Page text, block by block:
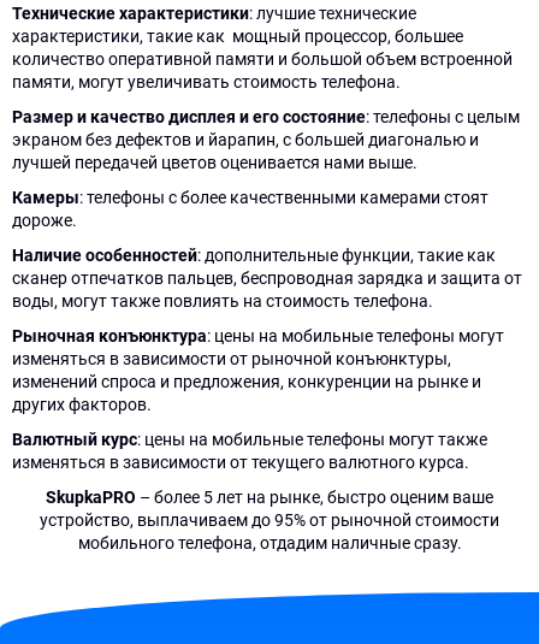
Технические характеристики: лучшие технические
характеристики, такие как мощный процессор, большее
количество оперативной памяти и большой объем встроенной
памяти, могут увеличивать стоимость телефона.
Размер и качество дисплея и его состояние: телефоны с целым
экраном без дефектов и йарапин, с большей диагональю и
лучшей передачей цветов оценивается нами выше.
Камеры: телефоны с более качественными камерами стоят
дороже.
Наличие особенностей: дополнительные функции, такие как
сканер отпечатков пальцев, беспроводная зарядка и защита от
воды, могут также повлиять на стоимость телефона.
Рыночная конъюнктура: цены на мобильные телефоны могут
изменяться в зависимости от рыночной конъюнктуры,
изменений спроса и предложения, конкуренции на рынке и
других факторов.
Валютный курс: цены на мобильные телефоны могут также
изменяться в зависимости от текущего валютного курса.
SkupkaPRO – более 5 лет на рынке, быстро оценим ваше
устройство, выплачиваем до 95% от рыночной стоимости
мобильного телефона, отдадим наличные сразу.
обработку
персональных
данных
на
обработку
персональных
данных